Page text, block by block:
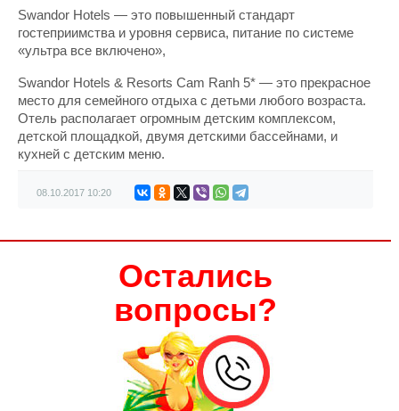
Swandor Hotels — это повышенный стандарт
гостеприимства и уровня сервиса, питание по системе
«ультра все включено»,
Swandor Hotels & Resorts Cam Ranh 5* — это прекрасное
место для семейного отдыха с детьми любого возраста.
Отель располагает огромным детским комплексом,
детской площадкой, двумя детскими бассейнами, и
кухней с детским меню.
08.10.2017 10:20
Остались
вопросы?